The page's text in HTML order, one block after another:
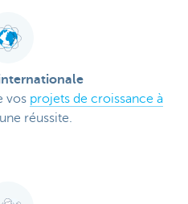
vos projets de croissance à
réussite.